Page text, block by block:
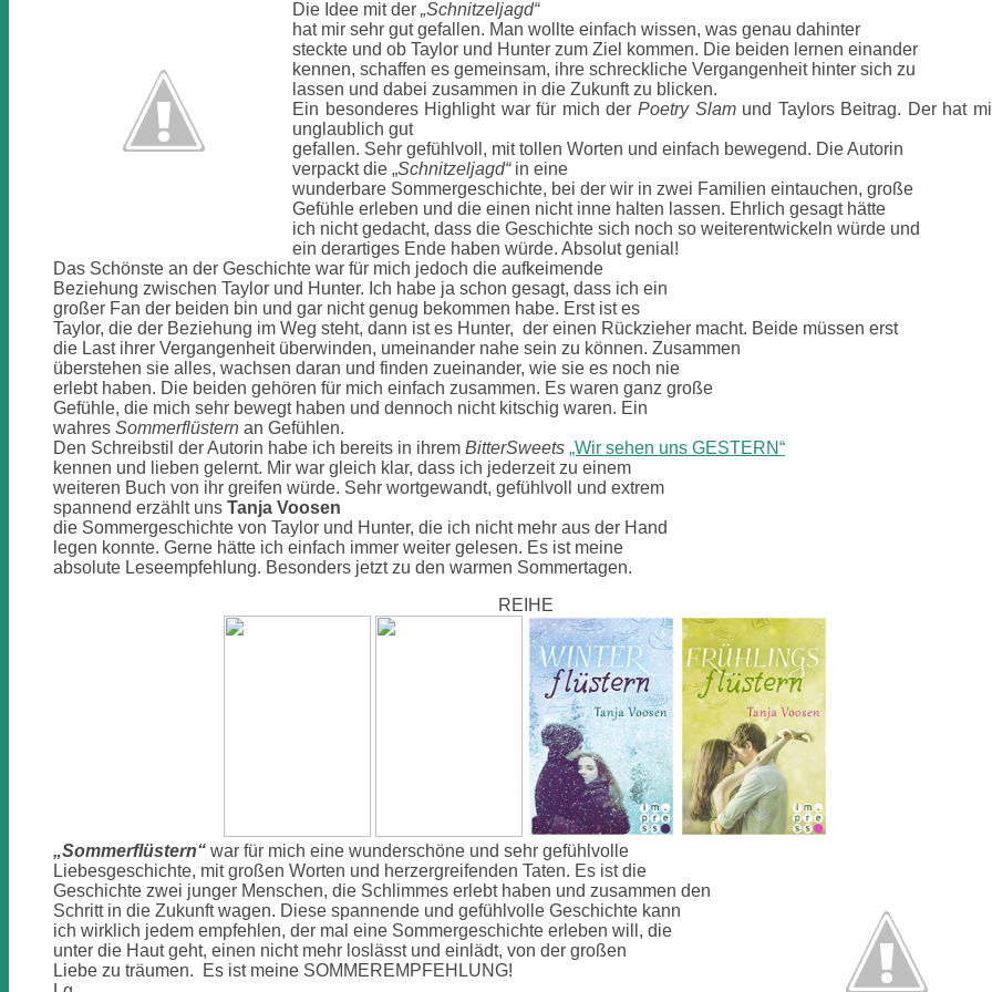
Die Idee mit der „Schnitzeljagd“
hat mir sehr gut gefallen. Man wollte einfach wissen, was genau dahinter
steckte und ob Taylor und Hunter zum Ziel kommen. Die beiden lernen einander
kennen, schaffen es gemeinsam, ihre schreckliche Vergangenheit hinter sich zu
lassen und dabei zusammen in die Zukunft zu blicken.
Ein besonderes Highlight war für mich der Poetry Slamund Taylors Beitrag. Der hat
unglaublich gut
gefallen. Sehr gefühlvoll, mit tollen Worten und einfach bewegend. Die Autorin
verpackt die „Schnitzeljagd“in eine
wunderbare Sommergeschichte, bei der wir in zwei Familien eintauchen, große
Gefühle erleben und die einen nicht inne halten lassen. Ehrlich gesagt hätte
ich nicht gedacht, dass die Geschichte sich noch so weiterentwickeln würde und
ein derartiges Ende haben würde. Absolut genial!
Das Schönste an der Geschichte war für mich jedoch die aufkeimende
Beziehung zwischen Taylor und Hunter. Ich habe ja schon gesagt, dass ich ein
großer Fan der beiden bin und gar nicht genug bekommen habe. Erst ist es
Taylor, die der Beziehung im Weg steht, dann ist es Hunter, der einen Rückzieher macht. Beide müssen erst
die Last ihrer Vergangenheit überwinden, umeinander nahe sein zu können. Zusammen
überstehen sie alles, wachsen daran und finden zueinander, wie sie es noch nie
erlebt haben. Die beiden gehören für mich einfach zusammen. Es waren ganz große
Gefühle, die mich sehr bewegt haben und dennoch nicht kitschig waren. Ein
wahres Sommerflüstern an Gefühlen.
Den Schreibstil der Autorin habe ich bereits in ihrem BitterSweets „Wir sehen uns GESTERN“
kennen und lieben gelernt. Mir war gleich klar, dass ich jederzeit zu einem
weiteren Buch von ihr greifen würde. Sehr wortgewandt, gefühlvoll und extrem
spannend erzählt uns Tanja Voosen
die Sommergeschichte von Taylor und Hunter, die ich nicht mehr aus der Hand
legen konnte. Gerne hätte ich einfach immer weiter gelesen. Es ist meine
absolute Leseempfehlung. Besonders jetzt zu den warmen Sommertagen.
REIHE
„Sommerflüstern“ war für mich eine wunderschöne und sehr gefühlvolle
Liebesgeschichte, mit großen Worten und herzergreifenden Taten. Es ist die
Geschichte zwei junger Menschen, die Schlimmes erlebt haben und zusammen den
Schritt in die Zukunft wagen. Diese spannende und gefühlvolle Geschichte kann
ich wirklich jedem empfehlen, der mal eine Sommergeschichte erleben will, die
unter die Haut geht, einen nicht mehr loslässt und einlädt, von der großen
Liebe zu träumen. Es ist meine SOMMEREMPFEHLUNG!